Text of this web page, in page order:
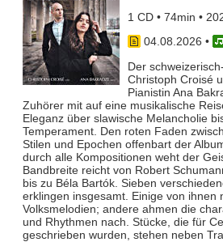
1 CD • 74min •
04.08.2026 •
Der
Christoph Croisé
Pianistin Ana
Zuhörer mit auf eine musikalische
Eleganz über slawische Melancholie
Temperament. Den roten Faden
Stilen und Epochen offenbart der
durch alle Kompositionen weht der
Bandbreite reicht von Robert
bis zu Béla Bartók. Sieben
erklingen insgesamt. Einige von ihnen
Volksmelodien; andere ahmen die
und Rhythmen nach. Stücke, die für
geschrieben wurden, stehen neben